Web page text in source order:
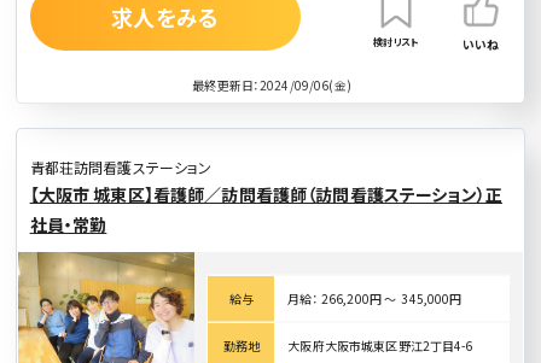
最終更新日：2024/09/06(金)
求人をみる
検討リスト いいね
青都荘訪問看護ステーション
【大阪市 城東区】看護師／訪問看護師（訪問看護ステーション）正
社員・常勤
給与 月給： 266,200円 〜 345,000円
勤務地 大阪府大阪市城東区野江2丁目4-6